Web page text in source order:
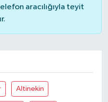
aracılığıyla teyit
Altinekin